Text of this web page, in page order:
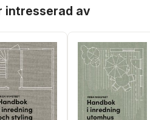
intresserad av